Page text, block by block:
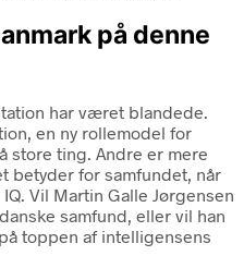
på denne
har været blandede.
en ny rollemodel for
store ting. Andre er mere
betyder for samfundet, når
Vil Martin Galle Jørgensen
samfund, eller vil han
toppen af intelligensens